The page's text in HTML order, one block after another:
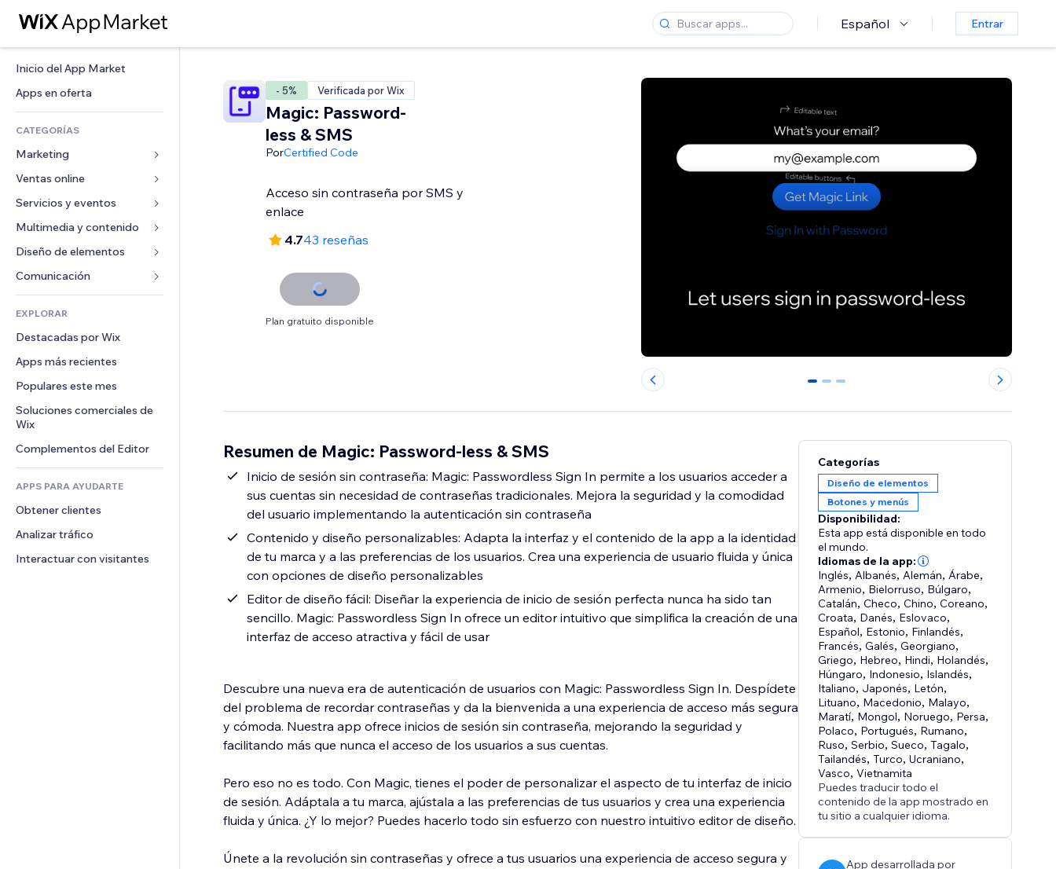
Español Entrar
Inicio del App Market
Apps en oferta
CATEGORÍAS
Marketing
Anuncios
Móvil
Analíticas
Anuncios del sitio
Email
Ventas online
Apps para tiendas
Envíos y entregas
Botones de venta
Contabilidad
Cupones y fidelización
Almacenamiento de mercancía
Crowdfunding
Alimentos y bebidas
Servicios y eventos
Hoteles
Eventos
Restaurantes
Inmobiliarias
Reservas
Multimedia y contenido
Galerías
Música
Pódcast
Fotografía
Video
PDF
Compartir archivos
Noticias
Servicios de contenido
Efectos de texto
Diseño de elementos
Mapas y navegación
Privacidad y seguridad
Reloj
Plantillas para páginas
Efectos de imágenes
Botones y menús
Banners e insignias
Calculadoras
Buscar
Formularios
Encuestas
Chat
Comentarios
Teléfono
Comunidad
Reseñas y testimonios
EXPLORAR
Destacadas por Wix
Apps más recientes
Populares este mes
Soluciones comerciales de
Wix
Complementos del Editor
APPS PARA AYUDARTE
Obtener clientes
Analizar tráfico
Interactuar con visitantes
- 5% Verificada por Wix
Magic: Password-
less & SMS
PorCertified Code
Acceso sin contraseña por SMS y
enlace
4.743 reseñas
Plan gratuito disponible
0 1 2
Resumen de Magic: Password-less & SMS
Inicio de sesión sin contraseña: Magic: Passwordless Sign In permite a los usuarios acceder a
sus cuentas sin necesidad de contraseñas tradicionales. Mejora la seguridad y la comodidad
del usuario implementando la autenticación sin contraseña
Contenido y diseño personalizables: Adapta la interfaz y el contenido de la app a la identidad
de tu marca y a las preferencias de los usuarios. Crea una experiencia de usuario fluida y única
con opciones de diseño personalizables
Editor de diseño fácil: Diseñar la experiencia de inicio de sesión perfecta nunca ha sido tan
sencillo. Magic: Passwordless Sign In ofrece un editor intuitivo que simplifica la creación de una
interfaz de acceso atractiva y fácil de usar
Descubre una nueva era de autenticación de usuarios con Magic: Passwordless Sign In. Despídete
del problema de recordar contraseñas y da la bienvenida a una experiencia de acceso más segura
y cómoda. Nuestra app ofrece inicios de sesión sin contraseña, mejorando la seguridad y
facilitando más que nunca el acceso de los usuarios a sus cuentas.
Pero eso no es todo. Con Magic, tienes el poder de personalizar el aspecto de tu interfaz de inicio
de sesión. Adáptala a tu marca, ajústala a las preferencias de tus usuarios y crea una experiencia
fluida y única. ¿Y lo mejor? Puedes hacerlo todo sin esfuerzo con nuestro intuitivo editor de diseño.
Únete a la revolución sin contraseñas y ofrece a tus usuarios una experiencia de acceso segura y
Categorías
Diseño de elementos
Botones y menús
Disponibilidad:
Esta app está disponible en todo
el mundo.
Idiomas de la app:
Inglés, Albanés, Alemán, Árabe,
Armenio, Bielorruso, Búlgaro,
Catalán,Checo,Chino,Coreano,
Croata, Danés, Eslovaco,
Español, Estonio, Finlandés,
Francés,Galés,Georgiano,
Griego, Hebreo, Hindi, Holandés,
Húngaro, Indonesio, Islandés,
Italiano, Japonés, Letón,
Lituano, Macedonio, Malayo,
Maratí, Mongol, Noruego, Persa,
Polaco, Portugués, Rumano,
Ruso,Serbio,Sueco,Tagalo,
Tailandés,Turco,Ucraniano,
Vasco,Vietnamita
Puedes traducir todo el
contenido de la app mostrado en
tu sitio a cualquier idioma.
App desarrollada por